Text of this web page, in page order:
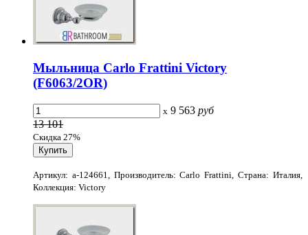
Мыльница Carlo Frattini Victory
(F6063/2OR)
x 9 563 руб
13 101
Скидка 27%
Артикул: a-124661, Производитель: Carlo Frattini, Страна: Италия,
Коллекция: Victory